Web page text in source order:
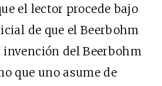
el lector procede bajo
de que el Beerbohm
invención del Beerbohm
que uno asume de